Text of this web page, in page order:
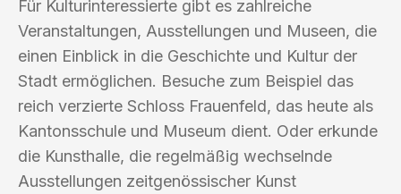
Für Kulturinteressierte gibt es zahlreiche
Veranstaltungen, Ausstellungen und Museen, die
einen Einblick in die Geschichte und Kultur der
Stadt ermöglichen. Besuche zum Beispiel das
reich verzierte Schloss Frauenfeld, das heute als
Kantonsschule und Museum dient. Oder erkunde
die Kunsthalle, die regelmäßig wechselnde
Ausstellungen zeitgenössischer Kunst